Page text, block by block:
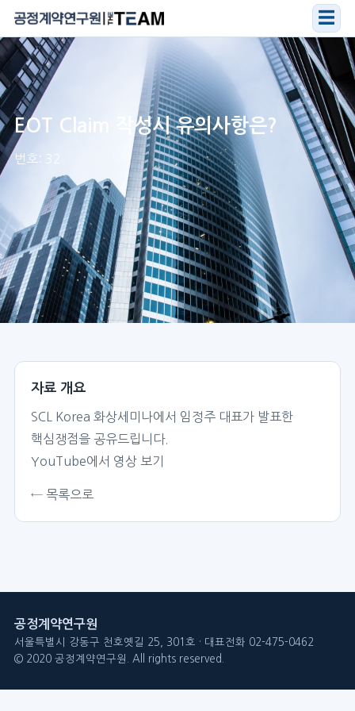
☰
EOT Claim 작성시 유의사항은?
번호: 32
자료 개요
SCL Korea 화상세미나에서 임정주 대표가 발표한
핵심쟁점을 공유드립니다.
YouTube에서 영상 보기
← 목록으로
공정계약연구원
서울특별시 강동구 천호옛길 25, 301호 · 대표전화 02-475-0462
© 2020 공정계약연구원. All rights reserved.